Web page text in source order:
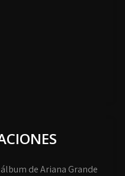
de Ariana Grande